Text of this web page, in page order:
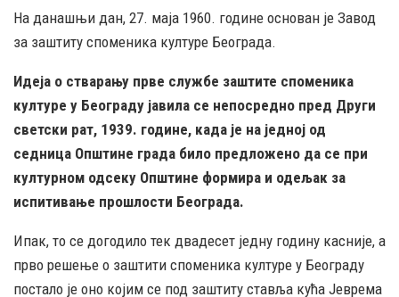
На данашњи дан, 27. маја 1960. године основан је Завод
за заштиту споменика културе Београда.
Идеја о стварању прве службе заштите споменика
културе у Београду јавила се непосредно пред Други
светски рат, 1939. године, када је на једној од
седница Општине града било предложено да се при
културном одсеку Општине формира и одељак за
испитивање прошлости Београда.
Ипак, то се догодило тек двадесет једну годину касније, а
прво решење о заштити споменика културе у Београду
постало је оно којим се под заштиту ставља кућа Јеврема